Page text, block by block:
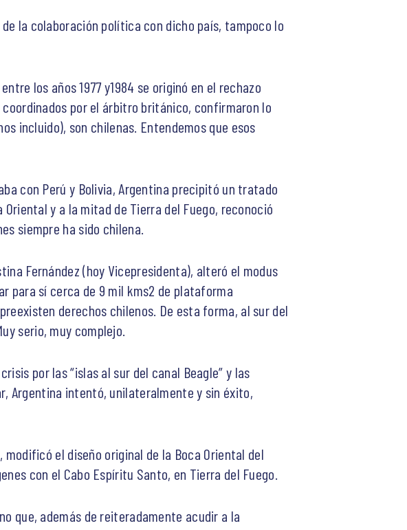
la colaboración política con dicho país, tampoco lo
los años 1977 y1984 se originó en el rechazo
por el árbitro británico, confirmaron lo
incluido), son chilenas. Entendemos que esos
con Perú y Bolivia, Argentina precipitó un tratado
y a la mitad de Tierra del Fuego, reconoció
siempre ha sido chilena.
Fernández (hoy Vicepresidenta), alteró el modus
para sí cerca de 9 mil kms2 de plataforma
derechos chilenos. De esta forma, al sur del
serio, muy complejo.
por las “islas al sur del canal Beagle” y las
Argentina intentó, unilateralmente y sin éxito,
modificó el diseño original de la Boca Oriental del
con el Cabo Espíritu Santo, en Tierra del Fuego.
que, además de reiteradamente acudir a la